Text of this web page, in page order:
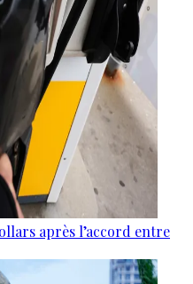
après l’accord entre